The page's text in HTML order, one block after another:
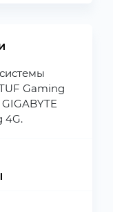
Gaming
4G.